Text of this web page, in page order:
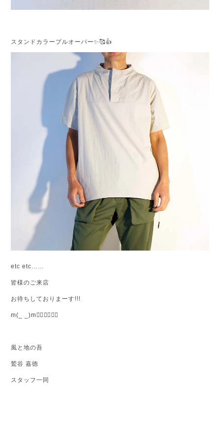
スタンドカラープルオーパー✨🥰👍
etc etc……
皆様のご来店
お待ちしておりまーす!!!
m(_ _)m🙇‍♂🙇‍♂🙇‍♂
風と地の吾
鷲谷 嘉徳
スタッフ一同